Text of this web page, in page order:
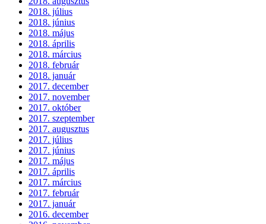
2018. július
2018. június
2018. május
2018. április
2018. március
2018. február
2018. január
2017. december
2017. november
2017. október
2017. szeptember
2017. augusztus
2017. július
2017. június
2017. május
2017. április
2017. március
2017. február
2017. január
2016. december